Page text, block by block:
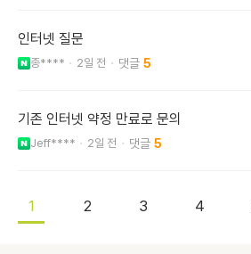
인터넷 질문
종**** 2일 전 5
기존 인터넷 약정 만료로 문의
Jeff**** 2일 전 5
1 2 3 4